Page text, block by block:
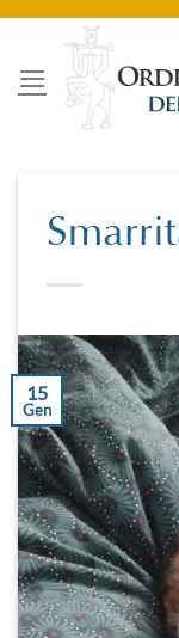
Salta
contenuti
15
Gen